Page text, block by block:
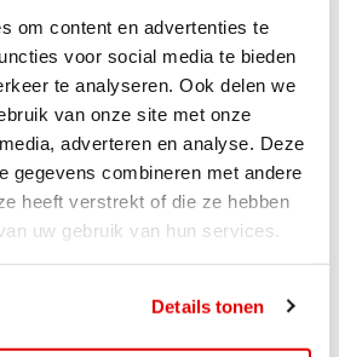
om content en advertenties te
voor social media te bieden
te analyseren. Ook delen we
van onze site met onze
adverteren en analyse. Deze
gegevens combineren met andere
heeft verstrekt of die ze hebben
uw gebruik van hun services.
Details tonen